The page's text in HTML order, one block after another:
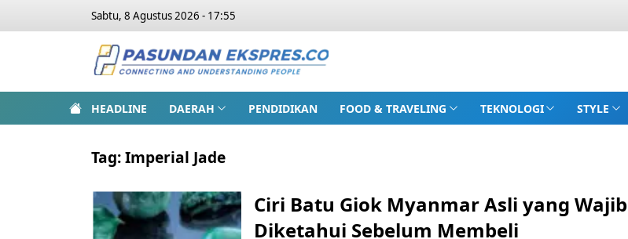
Sabtu, 8 Agustus 2026 - 17:55
HEADLINE DAERAH PENDIDIKAN FOOD & TRAVELING TEKNOLOGI STYLE
Tag:Imperial Jade
Ciri Batu Giok Myanmar Asli yang Wajib
Diketahui Sebelum Membeli